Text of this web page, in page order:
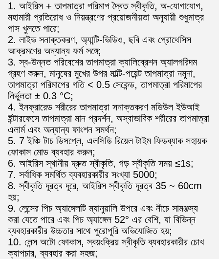
1. আইরিস + তাপমাত্রা পরিমাপ দ্বৈত স্বীকৃতি, অ-যোগাযোগ,
মহামারী প্রতিরোধ ও নিয়ন্ত্রণের প্রয়োজনীয়তা অনুযায়ী শুধুমাত্র
পাস খুলতে পারে;
2. লাইভ সনাক্তকরণ, অ্যান্টি-ভিডিও, ছবি এবং প্রোথেসিস
আক্রমণের অন্যান্য ফর্ম সঙ্গে;
3. স্ব-উন্নত পরিবেশের তাপমাত্রা ক্যালিব্রেশন অ্যালগরিদম
গ্রহণ করুন, মানুষের মুখের উপর মাল্টি-পয়েন্ট তাপমাত্রা নমুনা,
তাপমাত্রা পরিমাপের গতি < 0.5 সেকেন্ড, তাপমাত্রা পরিমাপের
নির্ভুলতা ± 0.3 °C;
4. ইনফ্রারেড শরীরের তাপমাত্রা সনাক্তকরণ মডিউল ইউআই
ইন্টারফেসে তাপমাত্রা মান প্রদর্শন, অস্বাভাবিক শরীরের তাপমাত্রা
এলার্ম এবং অন্যান্য ফাংশন সমর্থন;
5. 7 ইঞ্চি টাচ ডিসপ্লে, এলসিডি রিয়েল টাইম ফিডব্যাক সহায়ক
ফোকাস মোড ব্যবহার করুন;
6. আইরিস স্থানীয় দ্রুত স্বীকৃতি, গড় স্বীকৃতি সময় ≤1s;
7. সর্বাধিক সমর্থিত ব্যবহারকারীর সংখ্যা 5000;
8. স্বীকৃতি দূরত্ব দূরে, আইরিস স্বীকৃতি দূরত্ব 35 ~ 60cm
হয়;
9. লেন্সের পিচ অ্যাঙ্গেলটি ম্যানুয়ালি উপরে এবং নীচে সামঞ্জস্য
করা যেতে পারে এবং পিচ অ্যাঙ্গেল 52° এর বেশি, যা বিভিন্ন
ব্যবহারকারীর উচ্চতার সাথে পুরোপুরি অভিযোজিত হয়;
10. লেন্স অটো ফোকাস, স্বয়ংক্রিয় স্বীকৃতি ব্যবহারকারীর চোখ
ক্যাপচার, ব্যবহার করা সহজ;